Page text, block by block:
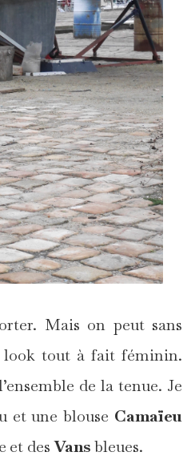
Mais on peut sans
look tout à fait féminin.
de la tenue. Je
et une blouse Camaïeu
et desVansbleues.